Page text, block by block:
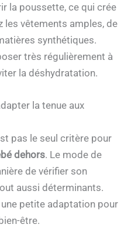
la poussette, ce qui crée
les vêtements amples, de
synthétiques.
très régulièrement à
la déshydratation.
la tenue aux
pas le seul critère pour
dehors. Le mode de
de vérifier son
aussi déterminants.
petite adaptation pour
être.